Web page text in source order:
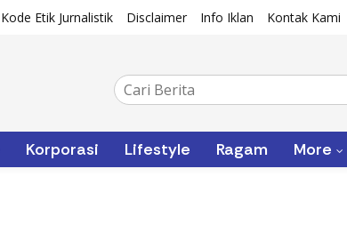
Kode Etik Jurnalistik Disclaimer Info Iklan Kontak Kami
Korporasi Lifestyle Ragam More